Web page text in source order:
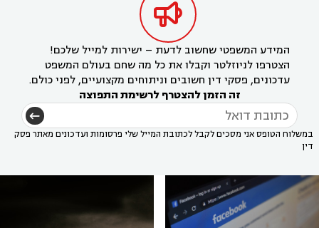

המידע המשפטי שחשוב לדעת – ישירות למייל שלכם!
הצטרפו לניוזלטר וקבלו את כל מה שחם בעולם המשפט
עדכונים, פסקי דין חשובים וניתוחים מקצועיים, לפני כולם.
זה הזמן להצטרף לרשימת התפוצה
במשלוח הטופס אני מסכים לקבל לכתובת המייל שלי פרסומות ועדכונים מאתר פסק
דין